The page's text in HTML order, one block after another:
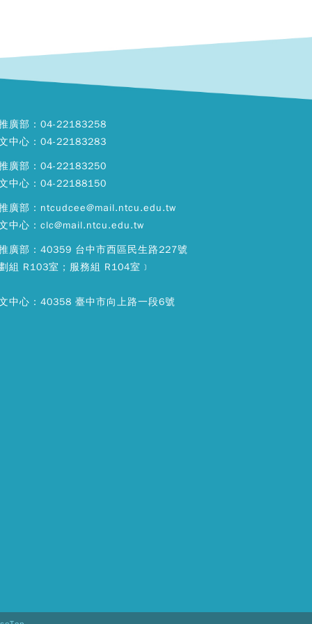
廣部：04-22183258
中心：04-22183283
廣部：04-22183250
中心：04-22188150
廣部：ntcudcee@mail.ntcu.edu.tw
中心：clc@mail.ntcu.edu.tw
廣部：40359 台中市西區民生路227號
組 R103室；服務組 R104室﹞
中心：40358 臺中市向上路一段6號